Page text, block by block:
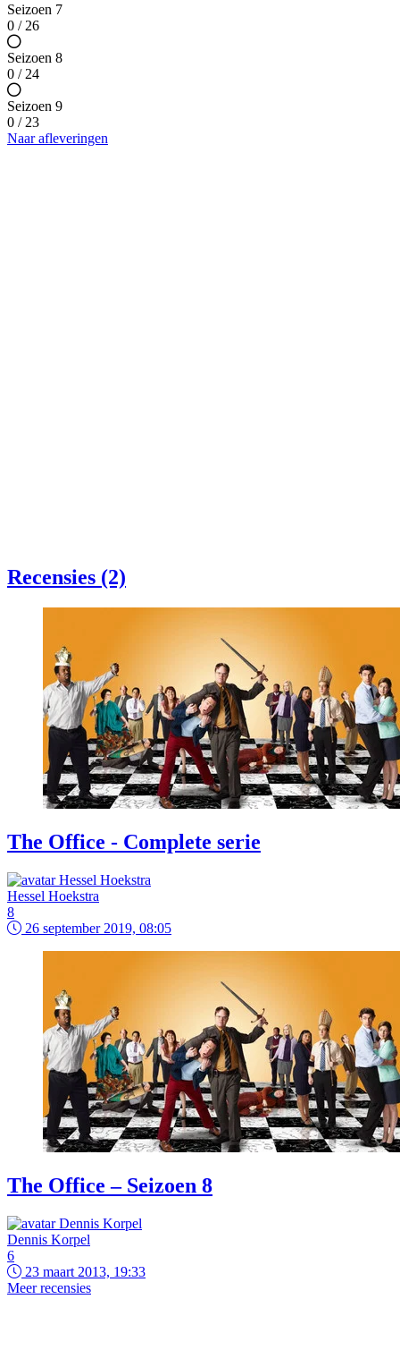
Seizoen 7
0 / 26
Seizoen 8
0 / 24
Seizoen 9
0 / 23
Naar afleveringen
Recensies (2)
The Office - Complete serie
Hessel Hoekstra
8
26 september 2019, 08:05
The Office – Seizoen 8
Dennis Korpel
6
23 maart 2013, 19:33
Meer recensies